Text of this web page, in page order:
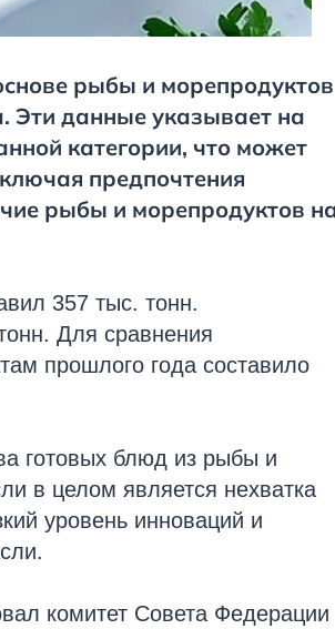
рыбы и морепродуктов
Эти данные указывает на
категории, что может
предпочтения
рыбы и морепродуктов
357 тыс. тонн.
Для сравнения
прошлого года составило
готовых блюд из рыбы и
в целом является нехватка
уровень инноваций и
комитет Совета Федерации